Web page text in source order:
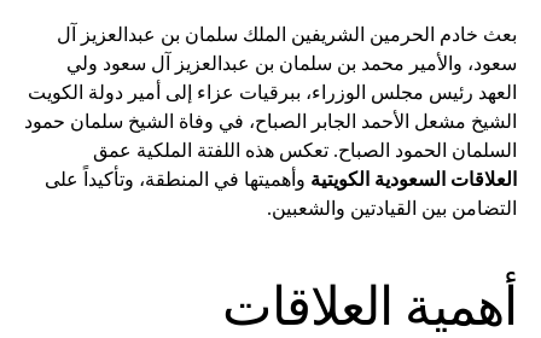
بعث خادم الحرمين الشريفين الملك سلمان بن عبدالعزيز آل
سعود، والأمير محمد بن سلمان بن عبدالعزيز آل سعود ولي
العهد رئيس مجلس الوزراء، ببرقيات عزاء إلى أمير دولة الكويت
الشيخ مشعل الأحمد الجابر الصباح، في وفاة الشيخ سلمان حمود
السلمان الحمود الصباح. تعكس هذه اللفتة الملكية عمق
العلاقات السعودية الكويتية وأهميتها في المنطقة، وتأكيداً على
التضامن بين القيادتين والشعبين.
أهمية العلاقات